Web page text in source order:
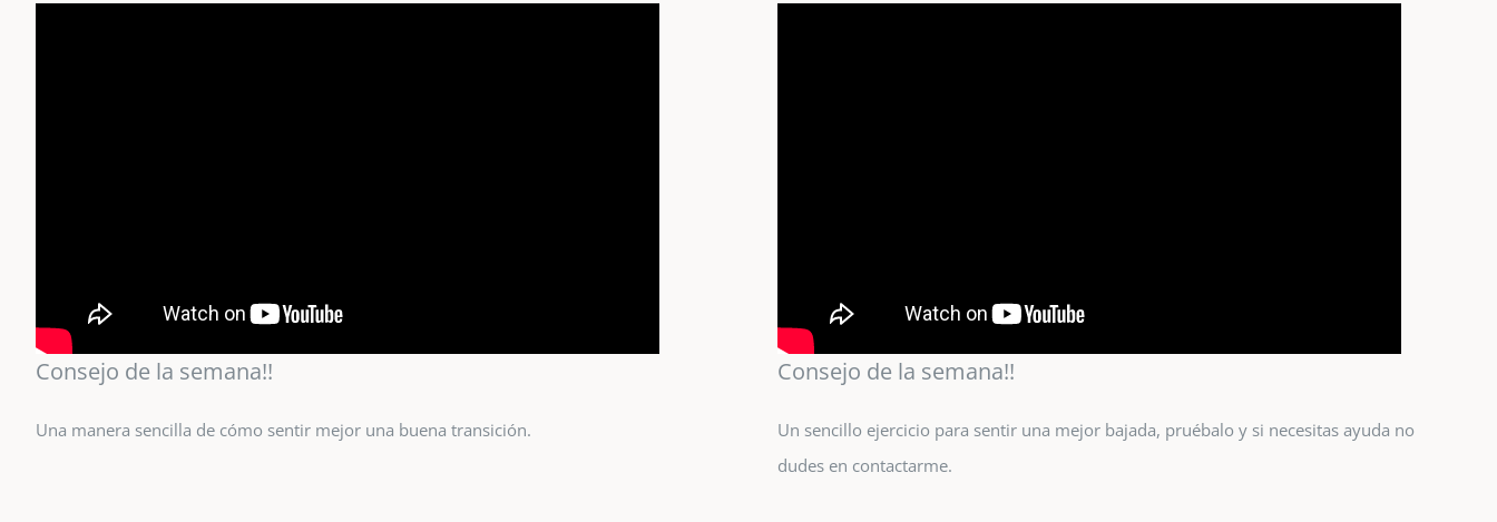
Consejo de la semana!!
Una manera sencilla de cómo sentir mejor una buena transición.
Consejo de la semana!!
Un sencillo ejercicio para sentir una mejor bajada, pruébalo y si necesitas ayuda no
dudes en contactarme.